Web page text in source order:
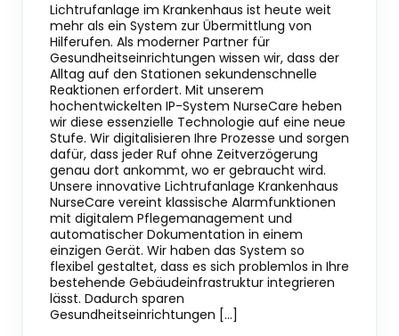
Lichtrufanlage im Krankenhaus ist heute weit
mehr als ein System zur Übermittlung von
Hilferufen. Als moderner Partner für
Gesundheitseinrichtungen wissen wir, dass der
Alltag auf den Stationen sekundenschnelle
Reaktionen erfordert. Mit unserem
hochentwickelten IP-System NurseCare heben
wir diese essenzielle Technologie auf eine neue
Stufe. Wir digitalisieren Ihre Prozesse und sorgen
dafür, dass jeder Ruf ohne Zeitverzögerung
genau dort ankommt, wo er gebraucht wird.
Unsere innovative Lichtrufanlage Krankenhaus
NurseCare vereint klassische Alarmfunktionen
mit digitalem Pflegemanagement und
automatischer Dokumentation in einem
einzigen Gerät. Wir haben das System so
flexibel gestaltet, dass es sich problemlos in Ihre
bestehende Gebäudeinfrastruktur integrieren
lässt. Dadurch sparen
Gesundheitseinrichtungen […]